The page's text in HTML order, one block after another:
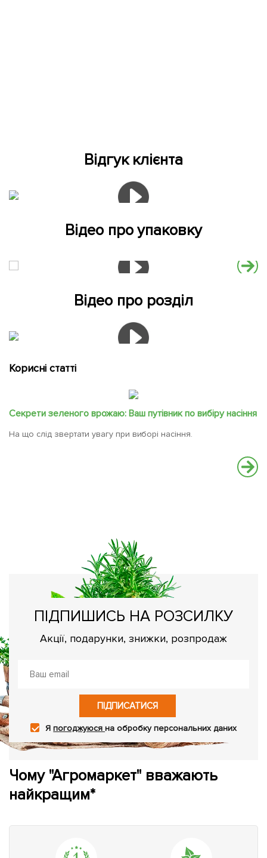
Відгук клієнта
Відео про упаковку
Відео про розділ
Корисні статті
Секрети зеленого врожаю: Ваш путівник по вибіру насіння
На що слід звертати увагу при виборі насіння.
ПІДПИШИСЬ НА РОЗСИЛКУ
Акції, подарунки, знижки, розпродаж
ПІДПИСАТИСЯ
Япогоджуюсяна обробку персональних даних
Чому "Агромаркет" вважають
найкращим*